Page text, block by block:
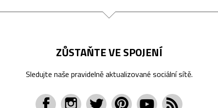
ZŮSTAŇTE VE SPOJENÍ
Sledujte naše pravidelně aktualizované sociální sítě.